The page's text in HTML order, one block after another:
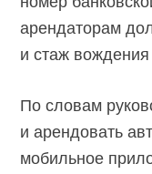
арендаторам
и стаж
По словам
и арендовать
мобильное